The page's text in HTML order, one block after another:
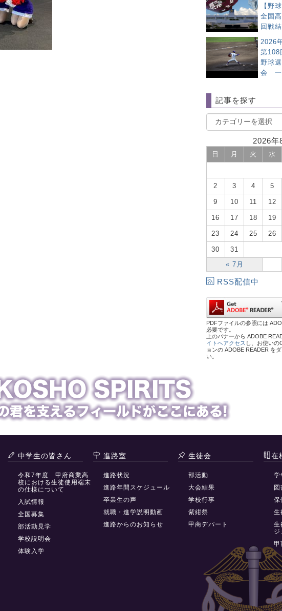
【野
全国
回戦
2026
第
野球
会 一
記事を探す
2026年
日 月 火 水
« 7月
2 3 4 5
9 10 11 12
16 17 18 19
23 24 25 26
30 31
RSS配信中
PDFファイルの参照には
必要です。
上のバナーから ADOBE
イトへアクセス し、お使いの
ョンの ADOBE READER を
い。
中学生の皆さん
令和7年度 甲府商業高
校における生徒使用端末
の仕様について
入試情報
全国募集
部活動見学
学校説明会
体験入学
進路室
進路状況
進路年間スケジュール
卒業生の声
就職・進学説明動画
進路からのお知らせ
生徒会
部活動
大会結果
学校行事
紫紺祭
甲商デパート
在
学
保
生
生
ジ
甲